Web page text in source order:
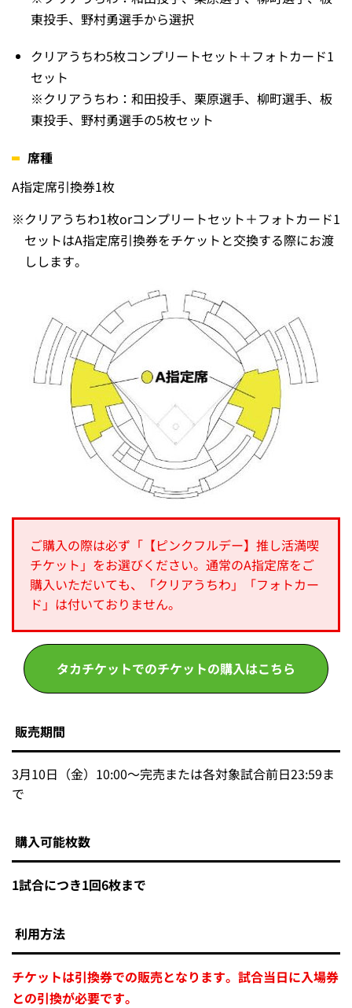
東投手、野村勇選手から選択
クリアうちわ5枚コンプリートセット＋フォトカード1
セット
※クリアうちわ：和田投手、栗原選手、柳町選手、板
東投手、野村勇選手の5枚セット
席種
A指定席引換券1枚
※クリアうちわ1枚orコンプリートセット＋フォトカード1
セットはA指定席引換券をチケットと交換する際にお渡
しします。
ご購入の際は必ず「【ピンクフルデー】推し活満喫
チケット」をお選びください。通常のA指定席をご
購入いただいても、「クリアうちわ」「フォトカー
ド」は付いておりません。
タカチケットでのチケットの購入はこちら
販売期間
3月10日（金）10:00～完売または各対象試合前日23:59ま
で
購入可能枚数
1試合につき1回6枚まで
利用方法
チケットは引換券での販売となります。試合当日に入場券
との引換が必要です。